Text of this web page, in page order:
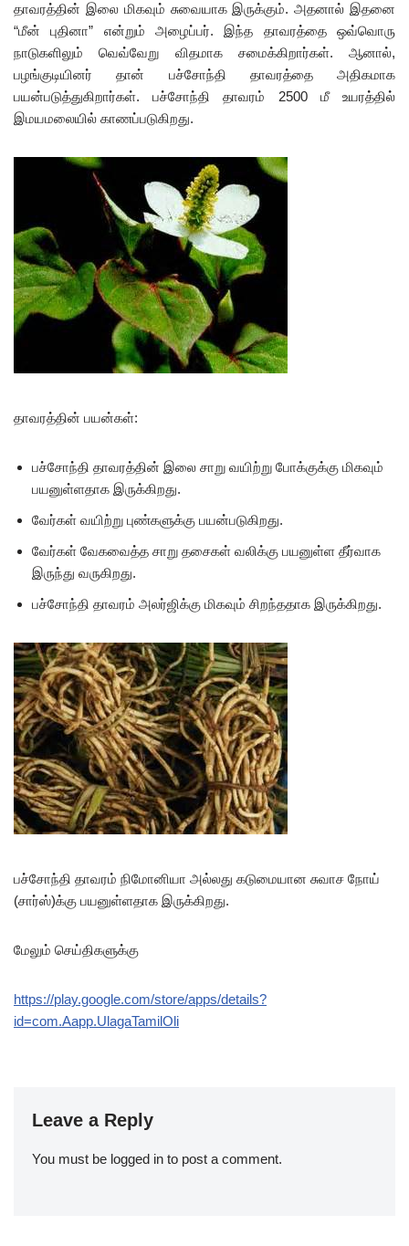
தாவரத்தின் இலை மிகவும் சுவையாக இருக்கும். அதனால் இதனை
“மீன் புதினா” என்றும் அழைப்பர். இந்த தாவரத்தை ஒவ்வொரு
நாடுகளிலும் வெவ்வேறு விதமாக சமைக்கிறார்கள். ஆனால்,
பழங்குடியினர் தான் பச்சோந்தி தாவரத்தை அதிகமாக
பயன்படுத்துகிறார்கள். பச்சோந்தி தாவரம் 2500 மீ உயரத்தில்
இமயமலையில் காணப்படுகிறது.
தாவரத்தின் பயன்கள்:
பச்சோந்தி தாவரத்தின் இலை சாறு வயிற்று போக்குக்கு மிகவும்
பயனுள்ளதாக இருக்கிறது.
வேர்கள் வயிற்று புண்களுக்கு பயன்படுகிறது.
வேர்கள் வேகவைத்த சாறு தசைகள் வலிக்கு பயனுள்ள தீர்வாக
இருந்து வருகிறது.
பச்சோந்தி தாவரம் அலர்ஜிக்கு மிகவும் சிறந்ததாக இருக்கிறது.
பச்சோந்தி தாவரம் நிமோனியா அல்லது கடுமையான சுவாச நோய்
(சார்ஸ்)க்கு பயனுள்ளதாக இருக்கிறது.
மேலும் செய்திகளுக்கு
https://play.google.com/store/apps/details?
id=com.Aapp.UlagaTamilOli
Leave a Reply
You must be logged in to post a comment.